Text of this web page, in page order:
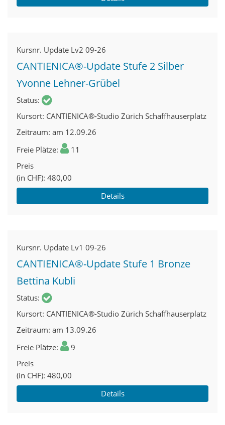
Kursnr. Update Lv2 09-26
CANTIENICA®-Update Stufe 2 Silber
Yvonne Lehner-Grübel
Status
Kursort CANTIENICA®-Studio Zürich Schaffhauserplatz
Zeitraum am 12.09.26
Freie Plätze
11
Preis
(in CHF) 480,00
Details
Kursnr. Update Lv1 09-26
CANTIENICA®-Update Stufe 1 Bronze
Bettina Kubli
Status
Kursort CANTIENICA®-Studio Zürich Schaffhauserplatz
Zeitraum am 13.09.26
Freie Plätze
9
Preis
(in CHF) 480,00
Details